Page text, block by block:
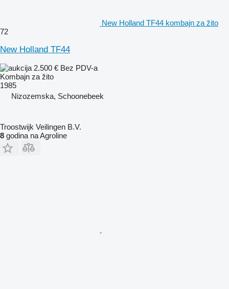
New Holland TF44 kombajn za žito
72
New Holland TF44
2.500 € Bez PDV-a
Kombajn za žito
1985
Nizozemska, Schoonebeek
Troostwijk Veilingen B.V.
8 godina na Agroline